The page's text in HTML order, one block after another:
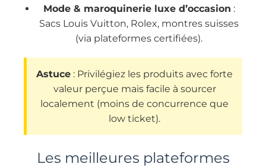
Mode & maroquinerie luxe d’occasion :
Sacs Louis Vuitton, Rolex, montres suisses
(via plateformes certifiées).
Astuce : Privilégiez les produits avec forte
valeur perçue mais facile à sourcer
localement (moins de concurrence que
low ticket).
Les meilleures plateformes